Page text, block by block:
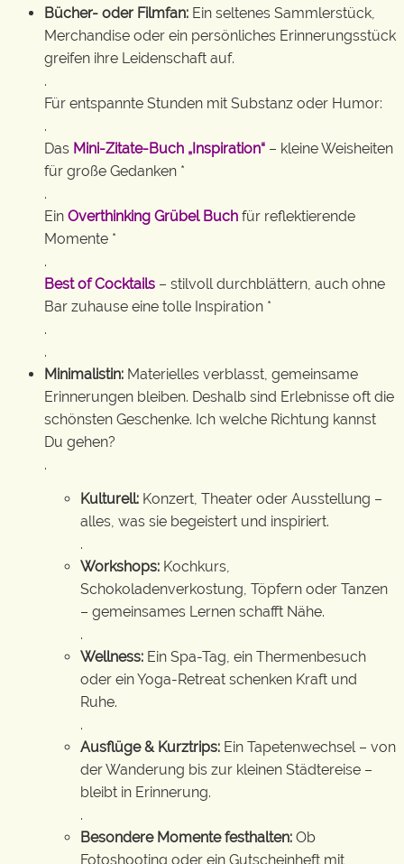
Bücher- oder Filmfan: Ein seltenes Sammlerstück,
Merchandise oder ein persönliches Erinnerungsstück
greifen ihre Leidenschaft auf.
.
Für entspannte Stunden mit Substanz oder Humor:
.
Das Mini-Zitate-Buch „Inspiration“ – kleine Weisheiten
für große Gedanken *
.
Ein Overthinking Grübel Buch für reflektierende
Momente *
.
Best of Cocktails – stilvoll durchblättern, auch ohne
Bar zuhause eine tolle Inspiration *
.
.
Minimalistin: Materielles verblasst, gemeinsame
Erinnerungen bleiben. Deshalb sind Erlebnisse oft die
schönsten Geschenke. Ich welche Richtung kannst
Du gehen?
.
Kulturell: Konzert, Theater oder Ausstellung –
alles, was sie begeistert und inspiriert.
.
Workshops: Kochkurs,
Schokoladenverkostung, Töpfern oder Tanzen
– gemeinsames Lernen schafft Nähe.
.
Wellness: Ein Spa-Tag, ein Thermenbesuch
oder ein Yoga-Retreat schenken Kraft und
Ruhe.
.
Ausflüge & Kurztrips: Ein Tapetenwechsel – von
der Wanderung bis zur kleinen Städtereise –
bleibt in Erinnerung.
.
Besondere Momente festhalten: Ob
Fotoshooting oder ein Gutscheinheft mit